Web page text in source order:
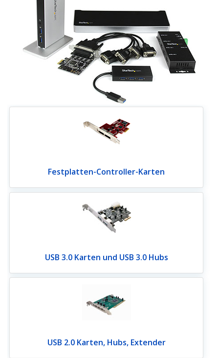
Festplatten-Controller-Karten
USB 3.0 Karten und USB 3.0 Hubs
USB 2.0 Karten, Hubs, Extender